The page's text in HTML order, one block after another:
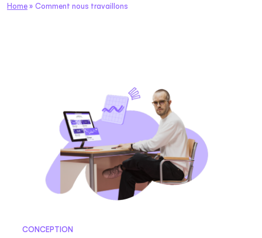
Home » Comment nous travaillons
CONCEPTION